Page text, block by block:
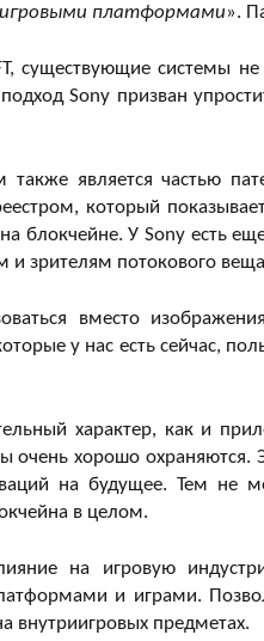
игровыми платформами».
существующие системы
Sony призван
является частью
который
блокчейне. У Sony есть
и зрителям потокового
вместо
у нас есть сейчас,
характер, как и
очень хорошо охраняются.
на будущее. Тем не
в целом.
на игровую
и играми.
внутриигровых предметах.